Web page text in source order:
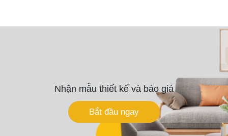
Nhận mẫu thiết kế và báo giá
Bắt đầu ngay